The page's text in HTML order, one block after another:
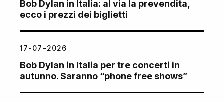
Bob Dylan in Italia: al via la prevendita,
ecco i prezzi dei biglietti
17-07-2026
Bob Dylan in Italia per tre concerti in
autunno. Saranno “phone free shows”